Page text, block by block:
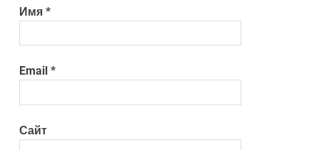
Имя*
Email*
Сайт